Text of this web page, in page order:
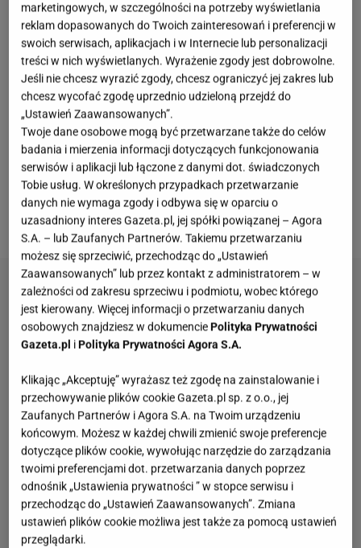
skutków narastającego konfliktu na Bliskim
Wschodzie. Po atakach Stanów Zjednoczonych i
Izraela na Iran sytuacja w Zjednoczonych Emiratach
Arabskich stała się bardzo napięta. "Widzieliśmy na
niebie, może to było z godzinę temu, mniej więcej co
30 sekund była jakaś rakieta zestrzeliwana na
naszych oczach" -relacjonowała w swoich
wcześniejszych wpisach.Przyznała też, że jest już
gotowa do ewentualnej ewakuacji.Teraz Zawadzka
przekazała kolejne informacje.
marketingowych, w szczególności na potrzeby wyświetlania
reklam dopasowanych do Twoich zainteresowań i preferencji w
swoich serwisach, aplikacjach i w Internecie lub personalizacji
treści w nich wyświetlanych. Wyrażenie zgody jest dobrowolne.
Jeśli nie chcesz wyrazić zgody, chcesz ograniczyć jej zakres lub
chcesz wycofać zgodę uprzednio udzieloną przejdź do
„Ustawień Zaawansowanych”.
Twoje dane osobowe mogą być przetwarzane także do celów
badania i mierzenia informacji dotyczących funkcjonowania
serwisów i aplikacji lub łączone z danymi dot. świadczonych
Tobie usług. W określonych przypadkach przetwarzanie
danych nie wymaga zgody i odbywa się w oparciu o
uzasadniony interes Gazeta.pl, jej spółki powiązanej – Agora
S.A. – lub Zaufanych Partnerów. Takiemu przetwarzaniu
możesz się sprzeciwić, przechodząc do „Ustawień
Zaawansowanych” lub przez kontakt z administratorem – w
zależności od zakresu sprzeciwu i podmiotu, wobec którego
jest kierowany. Więcej informacji o przetwarzaniu danych
osobowych znajdziesz w dokumenciePolityka Prywatności
Gazeta.pl iPolityka Prywatności Agora S.A.
Klikając „Akceptuję” wyrażasz też zgodę na zainstalowanie i
przechowywanie plików cookie Gazeta.pl sp. z o.o., jej
Zaufanych Partnerów i Agora S.A. na Twoim urządzeniu
końcowym. Możesz w każdej chwili zmienić swoje preferencje
dotyczące plików cookie, wywołując narzędzie do zarządzania
twoimi preferencjami dot. przetwarzania danych poprzez
odnośnik „Ustawienia prywatności ” w stopce serwisu i
przechodząc do „Ustawień Zaawansowanych”. Zmiana
ustawień plików cookie możliwa jest także za pomocą ustawień
przeglądarki.